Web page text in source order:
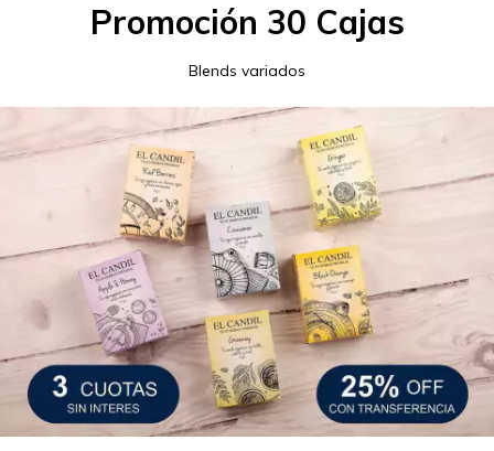
Promoción 30 Cajas
Blends variados